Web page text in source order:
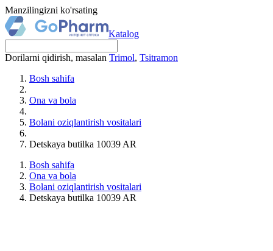
Manzilingizni ko'rsating
Katalog
Dorilarni qidirish, masalan Trimol, Tsitramon
Bosh sahifa
Ona va bola
Bolani oziqlantirish vositalari
Detskaya butilka 10039 AR
Bosh sahifa
Ona va bola
Bolani oziqlantirish vositalari
Detskaya butilka 10039 AR